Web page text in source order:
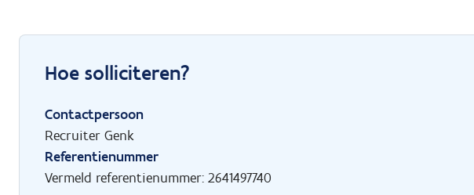
Hoe solliciteren?
Contactpersoon
Recruiter Genk
Referentienummer
Vermeld referentienummer: 2641497740